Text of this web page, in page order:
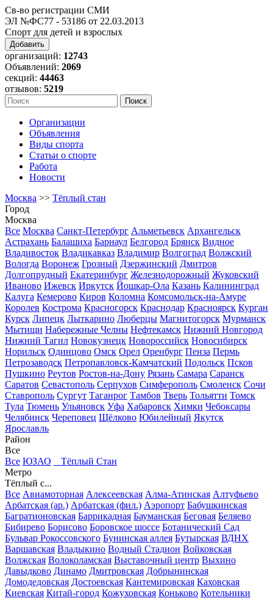
Св-во регистрации СМИ
ЭЛ №ФС77 - 53186 от 22.03.2013
Спорт для детей и взрослых
Добавить
организаций: 12743
Объявлений: 2069
секций: 44463
отзывов: 5219
Организации
Объявления
Виды спорта
Статьи о спорте
Работа
Новости
Москва >> Тёплый стан
Город
Москва
Все Москва Санкт-Петербург Альметьевск Архангельск
Астрахань Балашиха Барнаул Белгород Брянск Видное
Владивосток Владикавказ Владимир Волгоград Волжский
Вологда Воронеж Грозный Дзержинский Дмитров
Долгопрудный Екатеринбург Железнодорожный Жуковский
Иваново Ижевск Иркутск Йошкар-Ола Казань Калининград
Калуга Кемерово Киров Коломна Комсомольск-на-Амуре
Королев Кострома Красногорск Краснодар Красноярск Курган
Курск Липецк Лыткарино Люберцы Магнитогорск Мурманск
Мытищи Набережные Челны Нефтекамск Нижний Новгород
Нижний Тагил Новокузнецк Новороссийск Новосибирск
Норильск Одинцово Омск Орел Оренбург Пенза Пермь
Петрозаводск Петропавловск-Камчатский Подольск Псков
Пушкино Реутов Ростов-на-Дону Рязань Самара Саранск
Саратов Севастополь Серпухов Симферополь Смоленск Сочи
Ставрополь Сургут Таганрог Тамбов Тверь Тольятти Томск
Тула Тюмень Ульяновск Уфа Хабаровск Химки Чебоксары
Челябинск Череповец Щёлково Юбилейный Якутск
Ярославль
Район
Все
Все ЮЗАО
Тёплый Стан
Метро
Тёплый с...
Все Авиамоторная Алексеевская Алма-Атинская Алтуфьево
Арбатская (ар.) Арбатская (фил.) Аэропорт Бабушкинская
Багратионовская Баррикадная Бауманская Беговая Беляево
Бибирево Борисово Боровское шоссе Ботанический Сад
Бульвар Рокоссовского Бунинская аллея Бутырская ВДНХ
Варшавская Владыкино Водный Стадион Войковская
Волжская Волоколамская Выставочный центр Выхино
Давыдково Динамо Дмитровская Добрынинская
Домодедовская Достоевская Кантемировская Каховская
Киевская Китай-город Кожуховская Коньково Котельники